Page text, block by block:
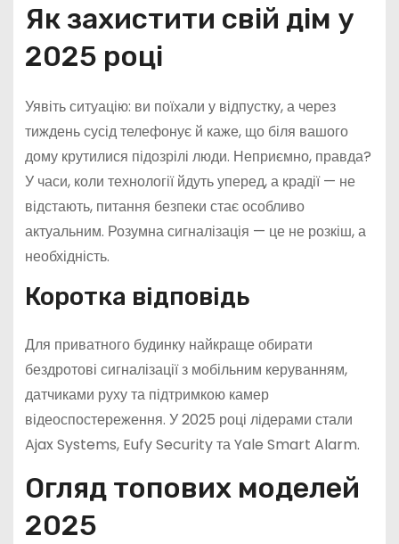
Як захистити свій дім у
2025 році
Уявіть ситуацію: ви поїхали у відпустку, а через
тиждень сусід телефонує й каже, що біля вашого
дому крутилися підозрілі люди. Неприємно, правда?
У часи, коли технології йдуть уперед, а крадії — не
відстають, питання безпеки стає особливо
актуальним. Розумна сигналізація — це не розкіш, а
необхідність.
Коротка відповідь
Для приватного будинку найкраще обирати
бездротові сигналізації з мобільним керуванням,
датчиками руху та підтримкою камер
відеоспостереження. У 2025 році лідерами стали
Ajax Systems, Eufy Security та Yale Smart Alarm.
Огляд топових моделей
2025